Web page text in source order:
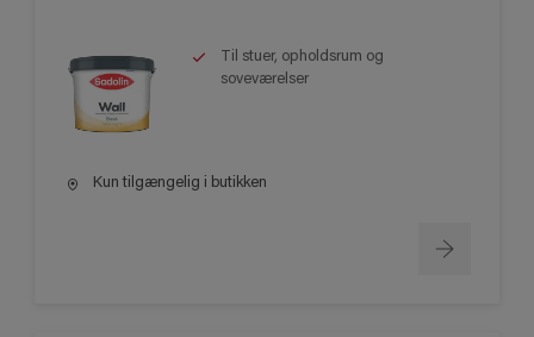
Til stuer, opholdsrum og
soveværelser
Kun tilgængelig i butikken